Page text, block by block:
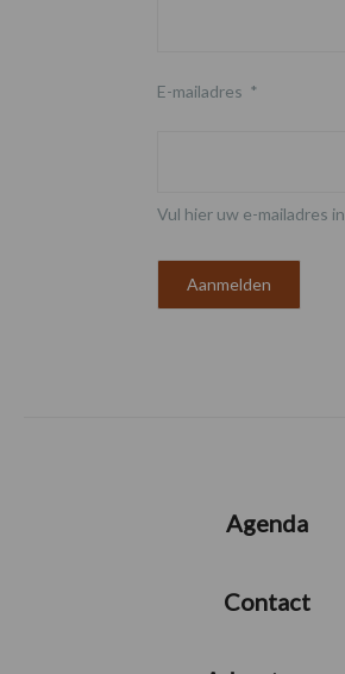
E-mailadres *
Vul hier uw e-mailadres in
Agenda
Contact